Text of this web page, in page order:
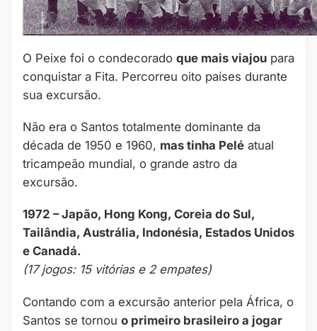
O Peixe foi o condecorado que mais viajou para
conquistar a Fita. Percorreu oito países durante
sua excursão.
Não era o Santos totalmente dominante da
década de 1950 e 1960, mas tinha Pelé atual
tricampeão mundial, o grande astro da
excursão.
1972 – Japão, Hong Kong, Coreia do Sul,
Tailândia, Austrália, Indonésia, Estados Unidos
e Canadá.
(17 jogos: 15 vitórias e 2 empates)
Contando com a excursão anterior pela África, o
Santos se tornou o primeiro brasileiro a jogar